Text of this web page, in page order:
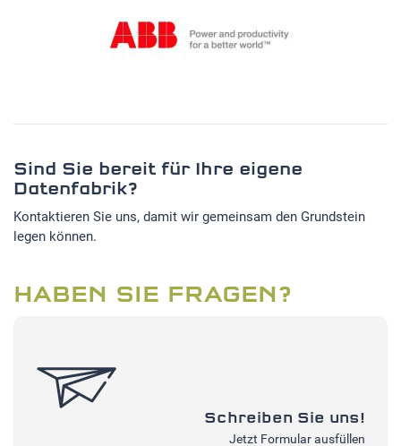
Sind Sie bereit für Ihre eigene
Datenfabrik?
Kontaktieren Sie uns, damit wir gemeinsam den Grundstein
legen können.
HABEN SIE FRAGEN?
Schreiben Sie uns!
Jetzt Formular ausfüllen